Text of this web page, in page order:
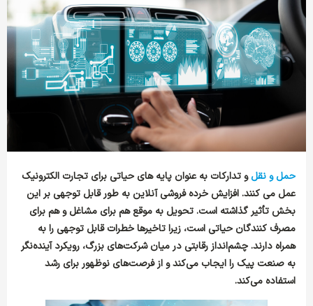
حمل و نقلو تدارکات به عنوان پایه های حیاتی برای تجارت الکترونیک
عمل می کنند. افزایش خرده فروشی آنلاین به طور قابل توجهی بر این
بخش تأثیر گذاشته است. تحویل به موقع هم برای مشاغل و هم برای
مصرف کنندگان حیاتی است، زیرا تاخیرها خطرات قابل توجهی را به
همراه دارند. چشم‌انداز رقابتی در میان شرکت‌های بزرگ، رویکرد آینده‌نگر
به صنعت پیک را ایجاب می‌کند و از فرصت‌های نوظهور برای رشد
استفاده می‌کند.